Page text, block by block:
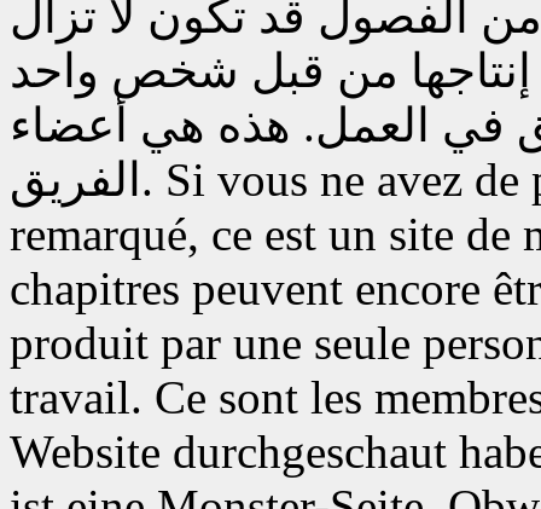
الفصول قد تكون لا تزال
إنتاجها من قبل شخص واحد
في العمل. هذه هي أعضاء
الفريق. Si vous ne avez
remarqué, ce est un site
chapitres peuvent encore
produit par une seule
travail. Ce sont les
Website durchgeschaut